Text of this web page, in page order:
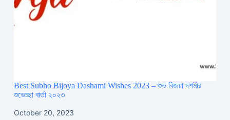
Best Subho Bijoya Dashami Wishes 2023 – শুভ বিজয়া দশমীর
শুভেচ্ছা বার্তা ২০২৩
October 20, 2023